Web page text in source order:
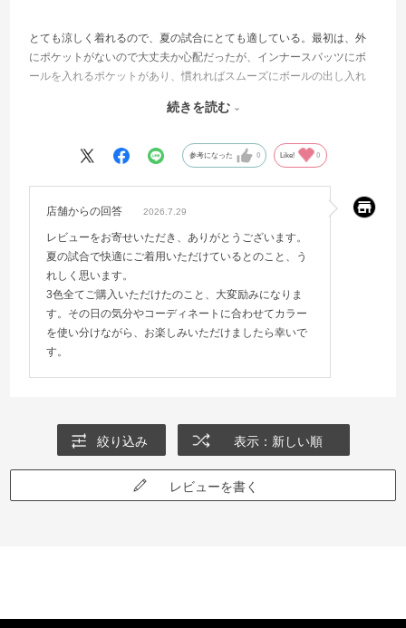
とても涼しく着れるので、夏の試合にとても適している。最初は、外
にポケットがないので大丈夫か心配だったが、インナースパッツにボ
ールを入れるポケットがあり、慣れればスムーズにボールの出し入れ
スカートが透けていて、スタイリッシュでオシャレな着こなしができ
結局、本人がかなり気に入って3色全て購入しました。
続きを読む
参考になった 0 Like! 0
店舗からの回答 2026.7.29
レビューをお寄せいただき、ありがとうございます。
夏の試合で快適にご着用いただけているとのこと、う
れしく思います。
3色全てご購入いただけたのこと、大変励みになりま
す。その日の気分やコーディネートに合わせてカラー
を使い分けながら、お楽しみいただけましたら幸いで
す。
絞り込み 表示：新しい順
レビューを書く